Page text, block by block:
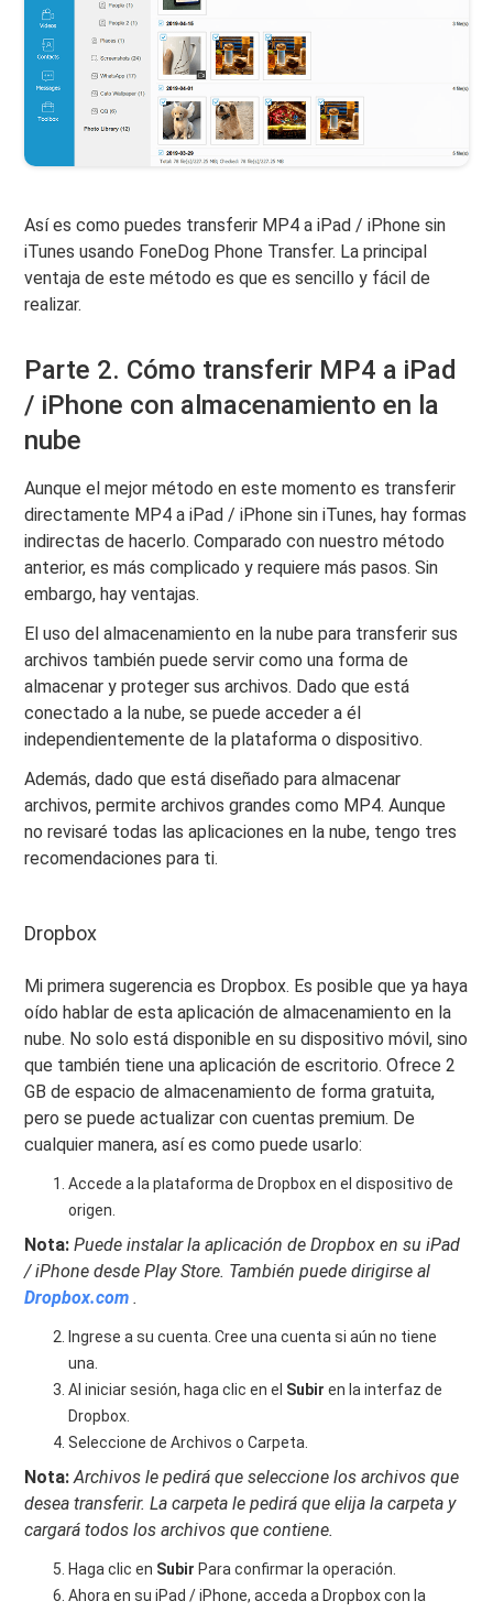
Así es como puedes transferir MP4 a iPad / iPhone sin
iTunes usando FoneDog Phone Transfer. La principal
ventaja de este método es que es sencillo y fácil de
realizar.
Parte 2. Cómo transferir MP4 a iPad
/ iPhone con almacenamiento en la
nube
Aunque el mejor método en este momento es transferir
directamente MP4 a iPad / iPhone sin iTunes, hay formas
indirectas de hacerlo. Comparado con nuestro método
anterior, es más complicado y requiere más pasos. Sin
embargo, hay ventajas.
El uso del almacenamiento en la nube para transferir sus
archivos también puede servir como una forma de
almacenar y proteger sus archivos. Dado que está
conectado a la nube, se puede acceder a él
independientemente de la plataforma o dispositivo.
Además, dado que está diseñado para almacenar
archivos, permite archivos grandes como MP4. Aunque
no revisaré todas las aplicaciones en la nube, tengo tres
recomendaciones para ti.
Dropbox
Mi primera sugerencia es Dropbox. Es posible que ya haya
oído hablar de esta aplicación de almacenamiento en la
nube. No solo está disponible en su dispositivo móvil, sino
que también tiene una aplicación de escritorio. Ofrece 2
GB de espacio de almacenamiento de forma gratuita,
pero se puede actualizar con cuentas premium. De
cualquier manera, así es como puede usarlo:
Accede a la plataforma de Dropbox en el dispositivo de
origen.
Nota:Puede instalar la aplicación de Dropbox en su iPad
/ iPhone desde Play Store. También puede dirigirse al
Dropbox.com .
Ingrese a su cuenta. Cree una cuenta si aún no tiene
una.
Al iniciar sesión, haga clic en el Subir en la interfaz de
Dropbox.
Seleccione de Archivos o Carpeta.
Nota:Archivos le pedirá que seleccione los archivos que
desea transferir. La carpeta le pedirá que elija la carpeta y
cargará todos los archivos que contiene.
Haga clic en Subir Para confirmar la operación.
Ahora en su iPad / iPhone, acceda a Dropbox con la